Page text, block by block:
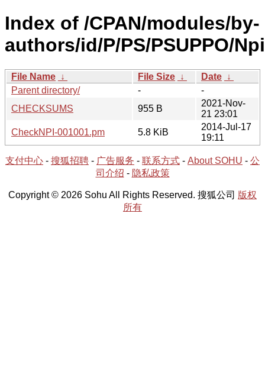
Index of /CPAN/modules/by-
authors/id/P/PS/PSUPPO/
File Name ↓ File Size ↓ Date ↓
Parent directory/
-
-
CHECKSUMS
955 B
2021-Nov-
21 23:01
CheckNPI-001001.pm
5.8 KiB
2014-Jul-17
19:11
支付中心 - 搜狐招聘 - 广告服务 - 联系方式 - About SOHU - 公
司介绍 - 隐私政策
Copyright © 2026 Sohu All Rights Reserved. 搜狐公司 版权
所有